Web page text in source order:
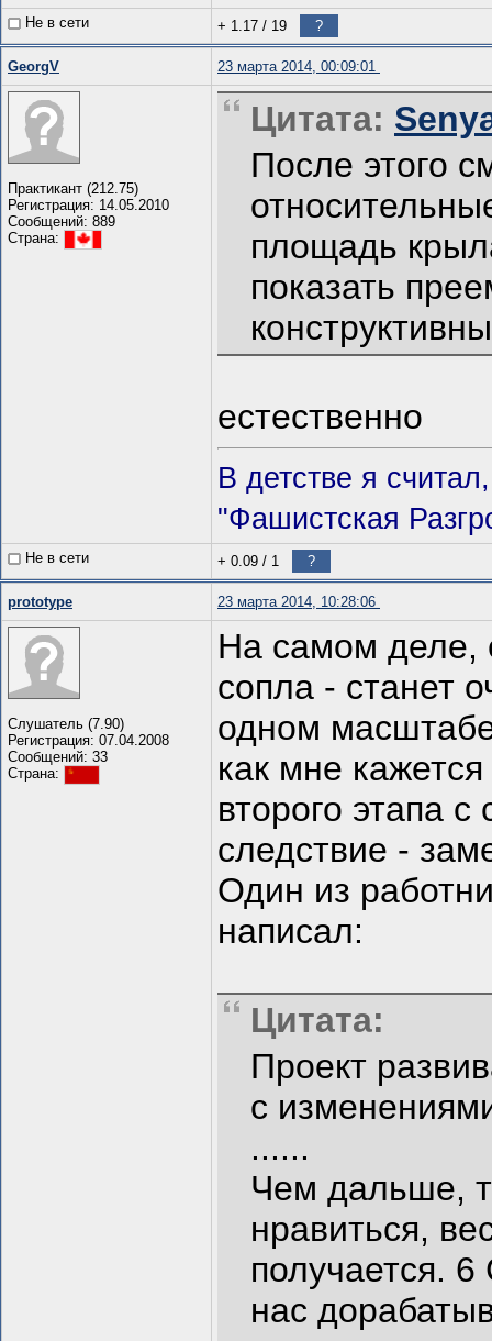
Не в сети + 1.17 / 19 ?
GeorgV 23 марта 2014, 00:09:01
Практикант (212.75)
Регистрация: 14.05.2010
Сообщений: 889
Страна:
Цитата:
После этого
площадь
показать
естественно
В детстве я
"Фашистская
Не в сети + 0.09 / 1 ?
prototype 23 марта 2014, 10:28:06
Слушатель (7.90)
Регистрация: 07.04.2008
Сообщений: 33
Страна:
На самом деле,
сопла - станет
одном
как мне
второго этапа
следствие -
Один из
написал:
Цитата:
Проект
с
......
Чем дальше,
нравиться,
получается.
нас